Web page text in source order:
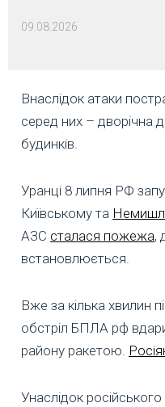
09.08.2026
Внаслідок атаки
серед них – дворічна
будинків.
Уранці 8 липня РФ
Київському та
АЗС сталася пожежа,
встановлюється.
Вже за кілька хвилин
обстріл БПЛА рф
району ракетою.
Унаслідок